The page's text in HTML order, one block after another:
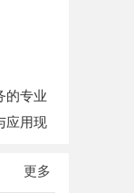
的专业
应用现
更多